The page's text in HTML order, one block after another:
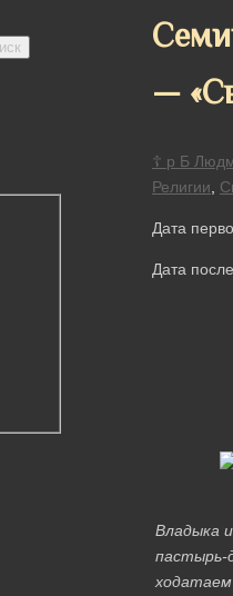
—
☦ р Б
Религии
Дата
Дата
Владыка
пастырь-